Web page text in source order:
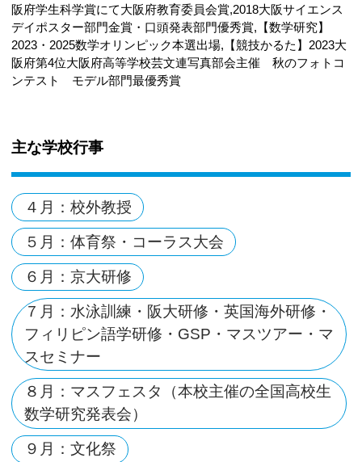
阪府学生科学賞にて大阪府教育委員会賞,2018大阪サイエンス
デイポスター部門金賞・口頭発表部門優秀賞,【数学研究】
2023・2025数学オリンピック本選出場,【競技かるた】2023大
阪府第4位大阪府高等学校芸文連写真部会主催 秋のフォトコ
ンテスト モデル部門最優秀賞
主な学校行事
４月：校外教授
５月：体育祭・コーラス大会
６月：京大研修
７月：水泳訓練・阪大研修・英国海外研修・
フィリピン語学研修・GSP・マスツアー・マ
スセミナー
８月：マスフェスタ（本校主催の全国高校生
数学研究発表会）
９月：文化祭